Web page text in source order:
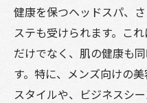
健康を保つヘッドスパ、
ステも受けられます。こ
だけでなく、肌の健康も
す。特に、メンズ向けの
スタイルや、ビジネスシ